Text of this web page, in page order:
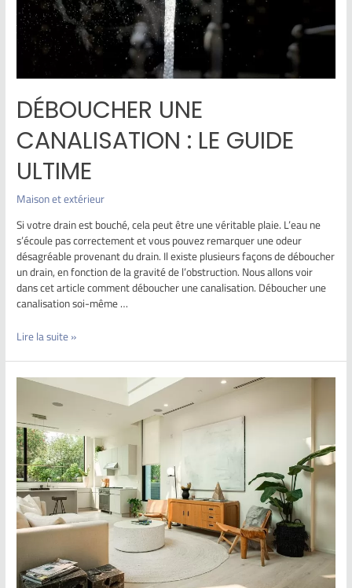
DÉBOUCHER UNE
CANALISATION : LE GUIDE
ULTIME
Maison et extérieur
Si votre drain est bouché, cela peut être une véritable plaie. L’eau ne
s’écoule pas correctement et vous pouvez remarquer une odeur
désagréable provenant du drain. Il existe plusieurs façons de déboucher
un drain, en fonction de la gravité de l’obstruction. Nous allons voir
dans cet article comment déboucher une canalisation. Déboucher une
canalisation soi-même …
Lire la suite »